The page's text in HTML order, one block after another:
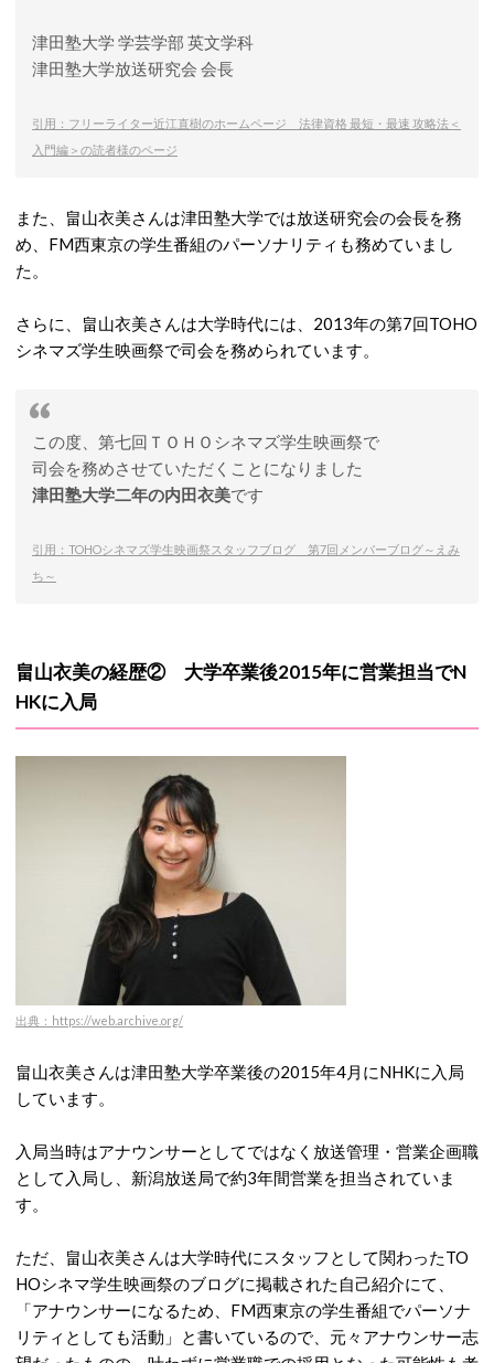
津田塾大学 学芸学部 英文学科
津田塾大学放送研究会 会長
引用：フリーライター近江直樹のホームページ 法律資格 最短・最速 攻略法＜
入門編＞の読者様のページ
また、畠山衣美さんは津田塾大学では放送研究会の会長を務
め、FM西東京の学生番組のパーソナリティも務めていまし
た。
さらに、畠山衣美さんは大学時代には、2013年の第7回TOHO
シネマズ学生映画祭で司会を務められています。
この度、第七回ＴＯＨＯシネマズ学生映画祭で
司会を務めさせていただくことになりました
津田塾大学二年の内田衣美です
引用：TOHOシネマズ学生映画祭スタッフブログ 第7回メンバーブログ～えみ
ち～
畠山衣美の経歴② 大学卒業後2015年に営業担当でN
HKに入局
出典：https://web.archive.org/
畠山衣美さんは津田塾大学卒業後の2015年4月にNHKに入局
しています。
入局当時はアナウンサーとしてではなく放送管理・営業企画職
として入局し、新潟放送局で約3年間営業を担当されていま
す。
ただ、畠山衣美さんは大学時代にスタッフとして関わったTO
HOシネマ学生映画祭のブログに掲載された自己紹介にて、
「アナウンサーになるため、FM西東京の学生番組でパーソナ
リティとしても活動」と書いているので、元々アナウンサー志